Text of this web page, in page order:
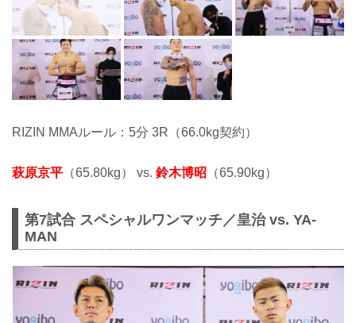
RIZIN MMAルール：5分 3R（66.0kg契約）
萩原京平 （65.80kg） vs. 鈴木博昭 （65.90kg）
第7試合 スペシャルワンマッチ／皇治 vs. YA-
MAN